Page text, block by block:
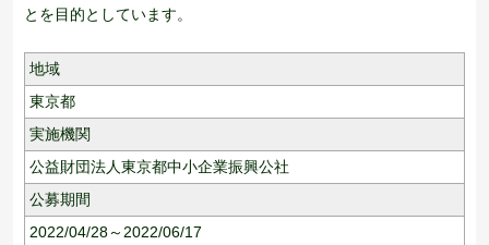
とを目的としています。
地域
東京都
実施機関
公益財団法人東京都中小企業振興公社
公募期間
2022/04/28～2022/06/17